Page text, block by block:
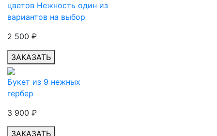
цветов Нежность один из
вариантов на выбор
2 500 ₽
ЗАКАЗАТЬ
Букет из 9 нежных
гербер
3 900 ₽
ЗАКАЗАТЬ